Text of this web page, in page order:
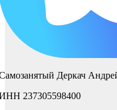
Деркач
237305598400